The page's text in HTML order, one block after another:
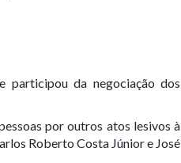
participou da negociação dos
por outros atos lesivos à
Roberto Costa Júnior e José